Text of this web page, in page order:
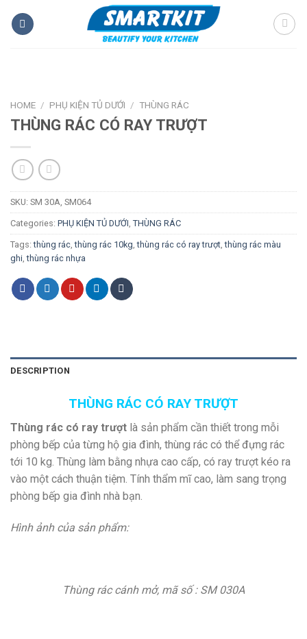
HOME / PHỤ KIỆN TỦ DƯỚI / THÙNG RÁC
THÙNG RÁC CÓ RAY TRƯỢT
SKU: SM 30A, SM064
Categories: PHỤ KIỆN TỦ DƯỚI, THÙNG RÁC
Tags:thùng rác,thùng rác 10kg,thùng rác có ray trượt,thùng rác màu
ghi,thùng rác nhựa
DESCRIPTION
THÙNG RÁC CÓ RAY TRƯỢT
Thùng rác có ray trượt là sản phẩm cần thiết trong mỗi
phòng bếp của từng hộ gia đình, thùng rác có thể đựng rác
tới 10 kg. Thùng làm bằng nhựa cao cấp, có ray trượt kéo ra
vào một cách thuận tiệm. Tính thẩm mĩ cao, làm sang trọng
phòng bếp gia đình nhà bạn.
Hình ảnh của sản phẩm:
Thùng rác cánh mở, mã số : SM 030A